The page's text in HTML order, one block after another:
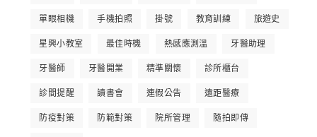
單眼相機 手機拍照 掛號 教育訓練 旅遊史
星興小教室 最佳時機 熱感應測溫 牙醫助理
牙醫師 牙醫開業 精準關懷 診所櫃台
診間提醒 讀書會 連假公告 遠距醫療
防疫對策 防範對策 院所管理 隨拍即傳